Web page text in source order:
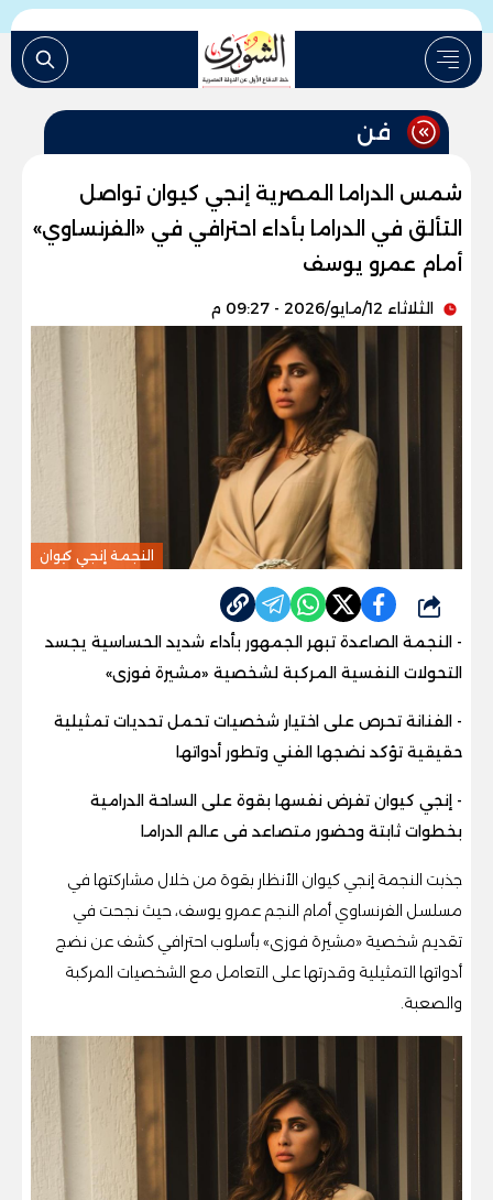
فن
شمس الدراما المصرية إنجي كيوان تواصل
التألق في الدراما بأداء احترافي في «الفرنساوي»
أمام عمرو يوسف
الثلاثاء 12/مايو/2026 - 09:27 م
النجمة إنجي كيوان
شارك
- النجمة الصاعدة تبهر الجمهور بأداء شديد الحساسية يجسد
التحولات النفسية المركبة لشخصية «مشيرة فوزى»
- الفنانة تحرص على اختيار شخصيات تحمل تحديات تمثيلية
حقيقية تؤكد نضجها الفني وتطور أدواتها
- إنجي كيوان تفرض نفسها بقوة على الساحة الدرامية
بخطوات ثابتة وحضور متصاعد فى عالم الدراما
جذبت النجمة إنجي كيوان الأنظار بقوة من خلال مشاركتها في
مسلسل الفرنساوي أمام النجم عمرو يوسف، حيث نجحت في
تقديم شخصية «مشيرة فوزى» بأسلوب احترافي كشف عن نضج
أدواتها التمثيلية وقدرتها على التعامل مع الشخصيات المركبة
والصعبة.